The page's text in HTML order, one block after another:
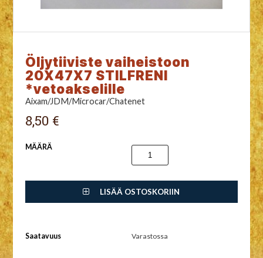
Öljytiiviste vaiheistoon
20X47X7 STILFRENI
*vetoakselille
Aixam/JDM/Microcar/Chatenet
8,50 €
MÄÄRÄ
LISÄÄ OSTOSKORIIN
Saatavuus Varastossa